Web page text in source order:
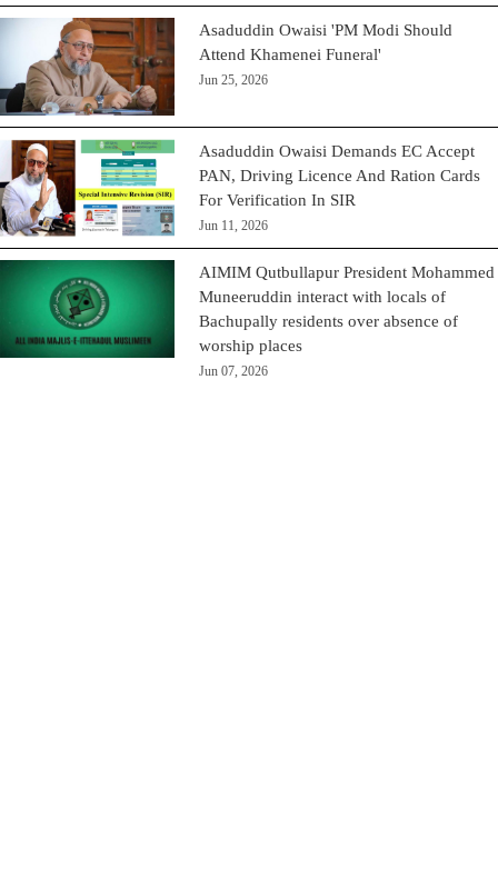
Asaduddin Owaisi 'PM Modi Should
Attend Khamenei Funeral'
Jun 25, 2026
Asaduddin Owaisi Demands EC Accept
PAN, Driving Licence And Ration Cards
For Verification In SIR
Jun 11, 2026
AIMIM Qutbullapur President Mohammed
Muneeruddin interact with locals of
Bachupally residents over absence of
worship places
Jun 07, 2026